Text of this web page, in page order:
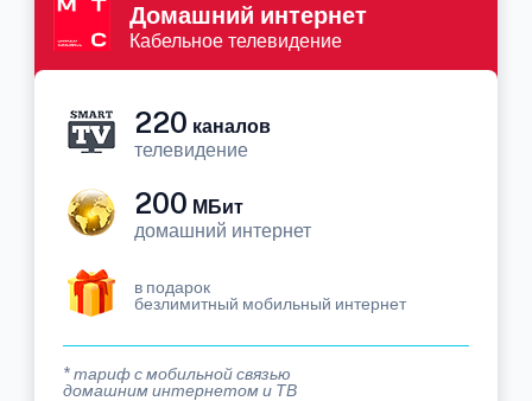
Домашний интернет
Кабельное телевидение
220 каналов
телевидение
200 МБит
домашний интернет
в подарок
безлимитный мобильный интернет
* тариф с мобильной связью
домашним интернетом и ТВ